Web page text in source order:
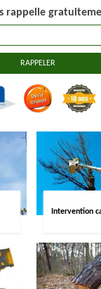
rappelle
Intervention